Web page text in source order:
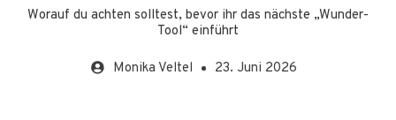
Worauf du achten solltest, bevor ihr das nächste „Wunder-
Tool“ einführt
Monika Veltel 23. Juni 2026